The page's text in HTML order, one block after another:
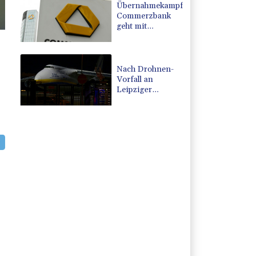
Übernahmekampf:
Commerzbank
geht mit
Nach Drohnen-
Vorfall an
Leipziger